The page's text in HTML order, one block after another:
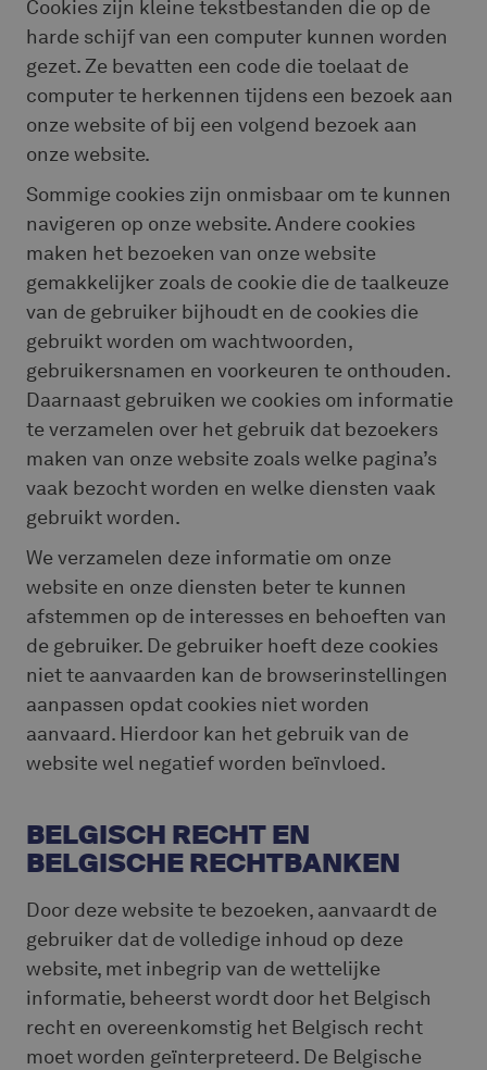
Cookies zijn kleine tekstbestanden die op de
harde schijf van een computer kunnen worden
gezet. Ze bevatten een code die toelaat de
computer te herkennen tijdens een bezoek aan
onze website of bij een volgend bezoek aan
onze website.
Sommige cookies zijn onmisbaar om te kunnen
navigeren op onze website. Andere cookies
maken het bezoeken van onze website
gemakkelijker zoals de cookie die de taalkeuze
van de gebruiker bijhoudt en de cookies die
gebruikt worden om wachtwoorden,
gebruikersnamen en voorkeuren te onthouden.
Daarnaast gebruiken we cookies om informatie
te verzamelen over het gebruik dat bezoekers
maken van onze website zoals welke pagina’s
vaak bezocht worden en welke diensten vaak
gebruikt worden.
We verzamelen deze informatie om onze
website en onze diensten beter te kunnen
afstemmen op de interesses en behoeften van
de gebruiker. De gebruiker hoeft deze cookies
niet te aanvaarden kan de browserinstellingen
aanpassen opdat cookies niet worden
aanvaard. Hierdoor kan het gebruik van de
website wel negatief worden beïnvloed.
BELGISCH RECHT EN
BELGISCHE RECHTBANKEN
Door deze website te bezoeken, aanvaardt de
gebruiker dat de volledige inhoud op deze
website, met inbegrip van de wettelijke
informatie, beheerst wordt door het Belgisch
recht en overeenkomstig het Belgisch recht
moet worden geïnterpreteerd. De Belgische